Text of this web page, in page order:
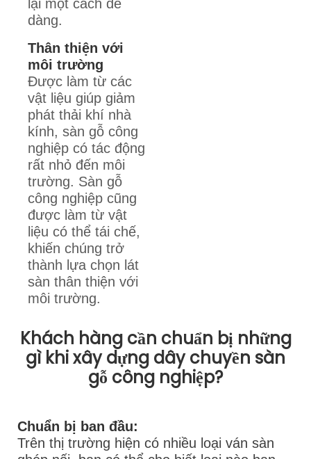
lại một cách dễ
dàng.
Thân thiện với
môi trường
Được làm từ các
vật liệu giúp giảm
phát thải khí nhà
kính, sàn gỗ công
nghiệp có tác động
rất nhỏ đến môi
trường. Sàn gỗ
công nghiệp cũng
được làm từ vật
liệu có thể tái chế,
khiến chúng trở
thành lựa chọn lát
sàn thân thiện với
môi trường.
Khách hàng cần chuẩn bị những
gì khi xây dựng dây chuyền sàn
gỗ công nghiệp?
Chuẩn bị ban đầu:
Trên thị trường hiện có nhiều loại ván sàn